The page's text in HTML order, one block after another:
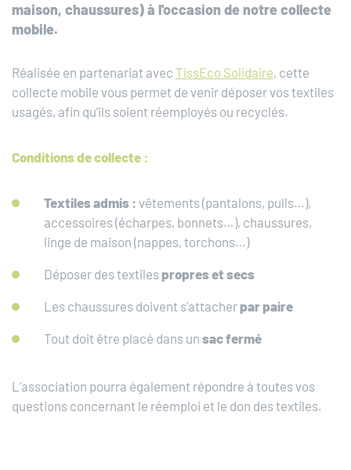
maison, chaussures) à l'occasion de notre collecte
mobile.
Réalisée en partenariat avec TissEco Solidaire, cette
collecte mobile vous permet de venir déposer vos textiles
usagés, afin qu’ils soient réemployés ou recyclés.
Conditions de collecte :
Textiles admis : vêtements (pantalons, pulls…),
accessoires (écharpes, bonnets…), chaussures,
linge de maison (nappes, torchons…)
Déposer des textiles propres et secs
Les chaussures doivent s’attacher par paire
Tout doit être placé dans un sac fermé
L’association pourra également répondre à toutes vos
questions concernant le réemploi et le don des textiles.